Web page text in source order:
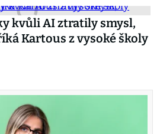
kvůli AI ztratily smysl,
Kartous z vysoké školy